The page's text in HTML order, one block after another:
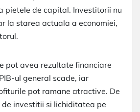
pietele de capital. Investitorii nu
la starea actuala a economiei,
pot avea rezultate financiare
ul general scade, iar
pot ramane atractive. De
de investitii si lichiditatea pe